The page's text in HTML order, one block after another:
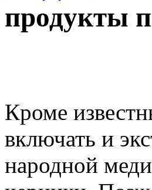
продукты
Кроме
включать и
народной